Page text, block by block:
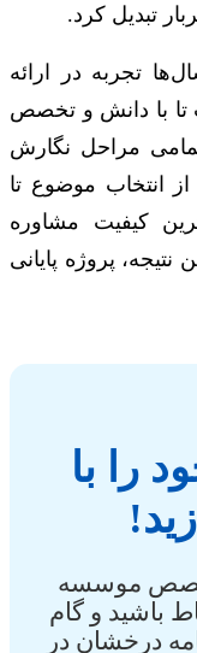
تبدیل کرد.
تجربه در ارائه
تا با دانش و تخصص
مراحل نگارش
انتخاب موضوع تا
کیفیت مشاوره
پروژه پایانی
را با
موسسه
باشید و گام
درخشان در